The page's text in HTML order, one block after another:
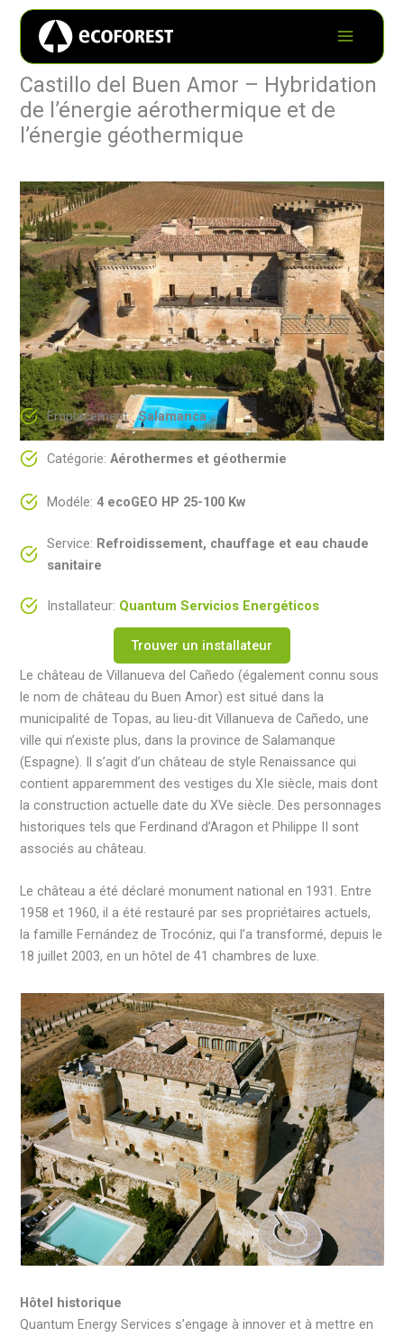
Castillo del Buen Amor – Hybridation
de l’énergie aérothermique et de
l’énergie géothermique
Emplacement :Salamanca
Catégorie: Aérothermes et géothermie
Modéle:4 ecoGEO HP 25-100 Kw
Service: Refroidissement, chauffage et eau chaude
sanitaire
Installateur: Quantum Servicios Energéticos
Trouver un installateur
Le château de Villanueva del Cañedo (également connu sous
le nom de château du Buen Amor) est situé dans la
municipalité de Topas, au lieu-dit Villanueva de Cañedo, une
ville qui n’existe plus, dans la province de Salamanque
(Espagne). Il s’agit d’un château de style Renaissance qui
contient apparemment des vestiges du XIe siècle, mais dont
la construction actuelle date du XVe siècle. Des personnages
historiques tels que Ferdinand d’Aragon et Philippe II sont
associés au château.
Le château a été déclaré monument national en 1931. Entre
1958 et 1960, il a été restauré par ses propriétaires actuels,
la famille Fernández de Trocóniz, qui l’a transformé, depuis le
18 juillet 2003, en un hôtel de 41 chambres de luxe.
Hôtel historique
Quantum Energy Services s’engage à innover et à mettre en